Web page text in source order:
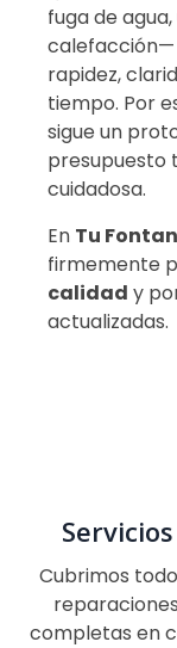
fuga de
calefacción—
rapidez,
tiempo. Por
sigue un
presupuesto
cuidadosa.
En Tu
firmemente
calidad y
actualizadas.
Cubrimos
completas en